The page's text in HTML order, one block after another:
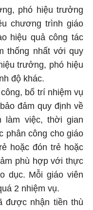
phó hiệu trưởng
chương trình giáo
hiệu quả công tác
thống nhất với quy
trưởng, phó hiệu
độ khác.
bố trí nhiệm vụ
đảm quy định về
làm việc, thời gian
phân công cho giáo
hoặc đón trẻ hoặc
phù hợp với thực
dục. Mỗi giáo viên
2 nhiệm vụ.
được nhận tiền thù